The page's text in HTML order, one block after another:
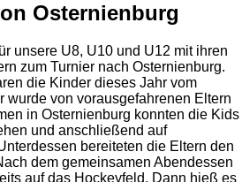
Osternienburg
unsere U8, U10 und U12 mit ihren
zum Turnier nach Osternienburg.
die Kinder dieses Jahr vom
wurde von vorausgefahrenen Eltern
in Osternienburg konnten die Kids
und anschließend auf
bereiteten die Eltern den
dem gemeinsamen Abendessen
auf das Hockeyfeld. Dann hieß es